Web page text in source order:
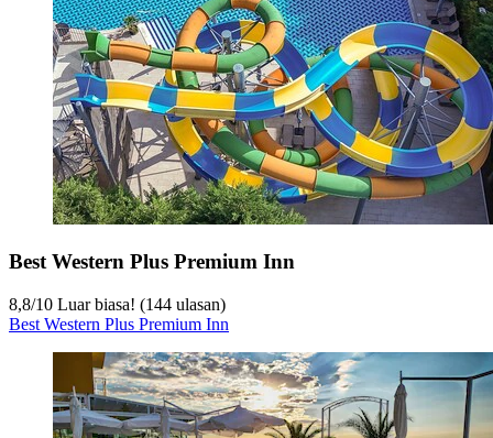
Best Western Plus Premium Inn
8,8/10 Luar biasa! (144 ulasan)
Best Western Plus Premium Inn